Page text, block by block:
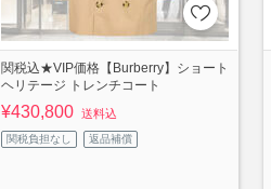
関税込★VIP価格【Burberry】ショート
ヘリテージ トレンチコート
¥430,800 送料込
関税負担なし 返品補償